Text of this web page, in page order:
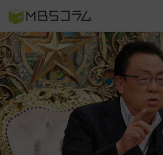
番組コラムから探す
日曜日の初耳学 復習編 エ
3分で読める！『ザ・リー
ダー』たちの泣き笑い
も
サタプラ ～気になる情
報をちょこっとプラス～
所
の